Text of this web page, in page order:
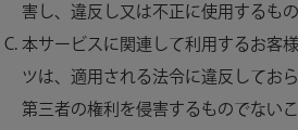
害し、違反し又は不正に使用するもの
本サービスに関連して利用するお客
ツは、適用される法令に違反してお
第三者の権利を侵害するものでないこ